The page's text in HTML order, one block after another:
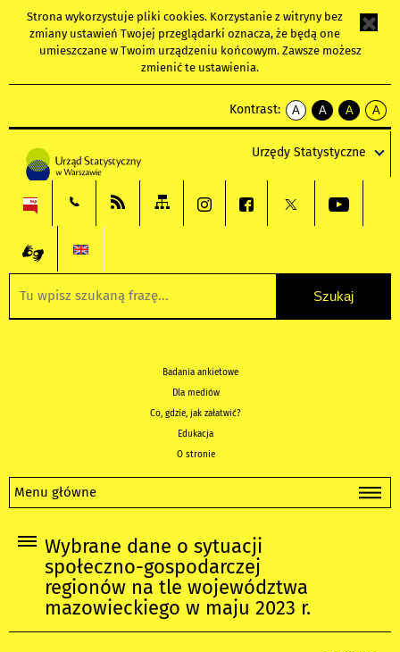
Strona wykorzystuje pliki cookies. Korzystanie z witryny bez
zmiany ustawień Twojej przeglądarki oznacza, że będą one
umieszczane w Twoim urządzeniu końcowym. Zawsze możesz
zmienić te ustawienia.
Kontrast:
A
kontrast
A
kontrast
tekst
czarnym
A
kontrast
tekst
czarnym
A
tekst
żółtym
Urzędy Statystyczne
Badania ankietowe
Dla mediów
Co, gdzie, jak załatwić?
Edukacja
O stronie
Menu główne
Wybrane dane o sytuacji
społeczno-gospodarczej
regionów na tle województwa
mazowieckiego w maju 2023 r.